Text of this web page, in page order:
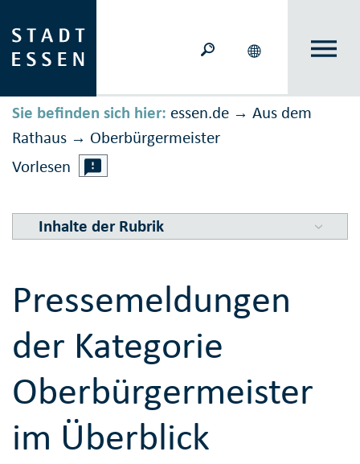
Sie befinden sich hier: essen.de → Aus dem
Rathaus → Ober­bürger­meister
Vorlesen
Inhalte der Rubrik
Pressemeldungen
der Kategorie
Oberbürgermeister
im Überblick